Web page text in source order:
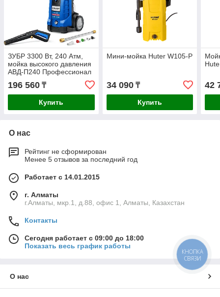
ЗУБР 3300 Вт, 240 Атм,
мойка высокого давления
АВД-П240 Профессионал
196 560 ₸
Купить
Мини-мойка Huter W105-Р
34 090₸
Купить
42
О нас
Рейтинг не сформирован
Менее 5 отзывов за последний год
Работает с 14.01.2015
г. Алматы
г.Алматы, мкр.1, д.88, офис 1, Алматы, Казахстан
Контакты
Сегодня работает с 09:00 до 18:00
Показать весь график работы
О нас
КНОПКА
СВЯЗИ